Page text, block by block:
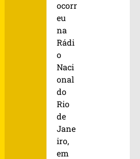
ocorr
eu
na
Rádi
o
Naci
onal
do
Rio
de
Jane
iro,
em